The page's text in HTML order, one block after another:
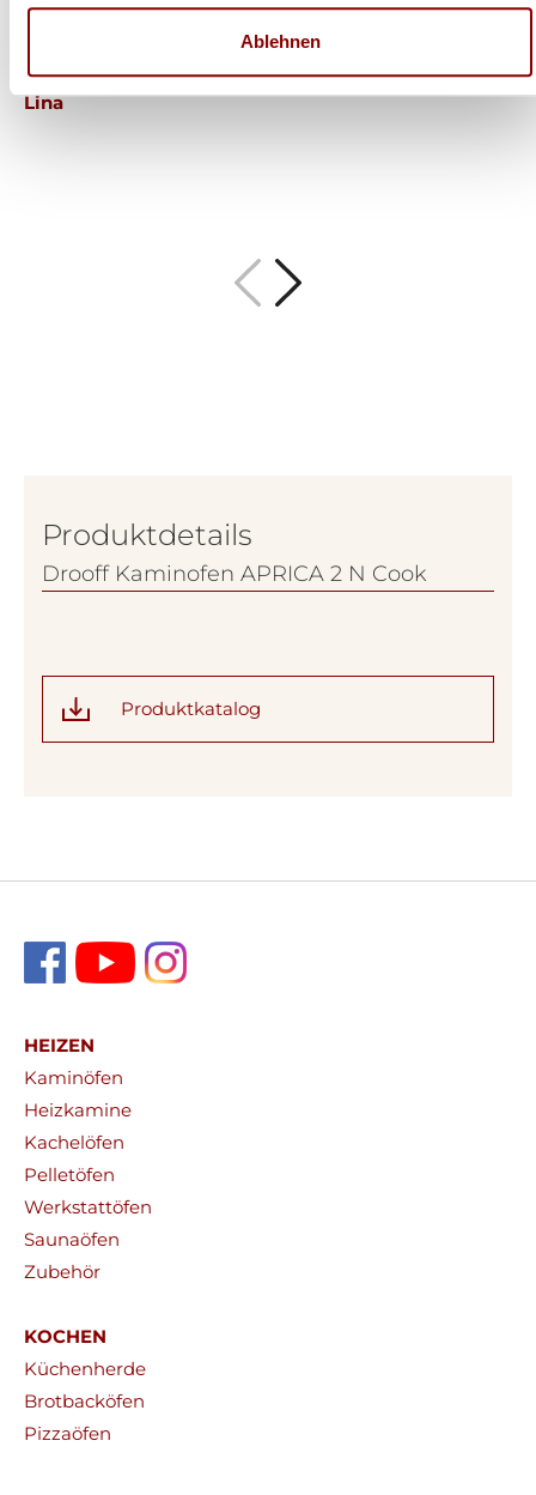
Ablehnen
so kalt das wir ihn angefeuert haben!
Herzliche Grüße aus Volos (GR)
Lina
Produktdetails
Drooff Kaminofen APRICA 2 N Cook
Produktkatalog
HEIZEN
Kaminöfen
Heizkamine
Kachelöfen
Pelletöfen
Werkstattöfen
Saunaöfen
Zubehör
KOCHEN
Küchenherde
Brotbacköfen
Pizzaöfen